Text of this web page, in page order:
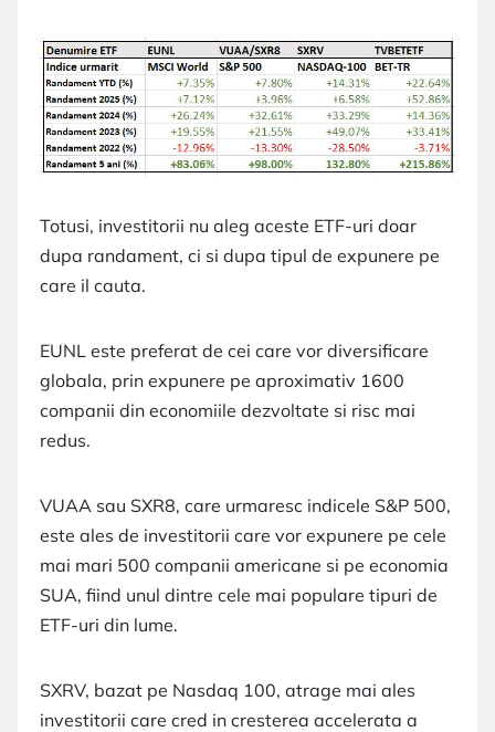
Totusi, investitorii nu aleg aceste ETF-uri doar
dupa randament, ci si dupa tipul de expunere pe
care il cauta.
EUNL este preferat de cei care vor diversificare
globala, prin expunere pe aproximativ 1600
companii din economiile dezvoltate si risc mai
redus.
VUAA sau SXR8, care urmaresc indicele S&P 500,
este ales de investitorii care vor expunere pe cele
mai mari 500 companii americane si pe economia
SUA, fiind unul dintre cele mai populare tipuri de
ETF-uri din lume.
SXRV, bazat pe Nasdaq 100, atrage mai ales
investitorii care cred in cresterea accelerata a